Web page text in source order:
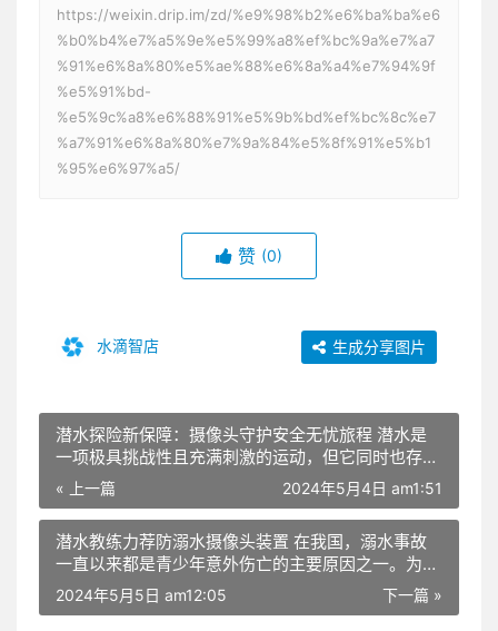
https://weixin.drip.im/zd/%e9%98%b2%e6%ba%ba%e6
%b0%b4%e7%a5%9e%e5%99%a8%ef%bc%9a%e7%a7
%91%e6%8a%80%e5%ae%88%e6%8a%a4%e7%94%9f
%e5%91%bd-
%e5%9c%a8%e6%88%91%e5%9b%bd%ef%bc%8c%e7
%a7%91%e6%8a%80%e7%9a%84%e5%8f%91%e5%b1
%95%e6%97%a5/
赞 (0)
水滴智店 生成分享图片
潜水探险新保障：摄像头守护安全无忧旅程 潜水是
一项极具挑战性且充满刺激的运动，但它同时也存在
一定的安全风险。每年都有不少人因潜水事故不幸丧
失生命。为了提高潜水安全系数，我国科学家和工程
师们研发出一款名为“潜水防溺水系统”的设备。本文
将介绍这款设备的核心部件——摄像头，它将为您开
启安全潜水之旅。 潜水防溺水系统摄像头采用高清
晰度、低光灵敏度技术，能在水下极端环境下正常工
作。摄像头与潜水员头盔相连，实时捕捉潜水员所看
« 上一篇 2024年5月4日 am1:51
潜水教练力荐防溺水摄像头装置 在我国，溺水事故
一直以来都是青少年意外伤亡的主要原因之一。为了
提高游泳安全，减少溺水事故的发生，许多专业潜水
教练纷纷推荐一款防溺水系统摄像头。这款摄像头不
下一篇 »
2024年5月5日 am12:05